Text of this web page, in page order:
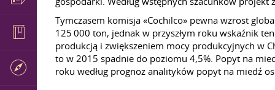
Tymczasem komisja «Cochilco» pewna wzrost
125 000 ton, jednak w przyszłym roku wskaźnik
produkcją i zwiększeniem mocy produkcyjnych w
to w 2015 spadnie do poziomu 4,5%. Popyt na
roku według prognoz analityków popyt na miedź